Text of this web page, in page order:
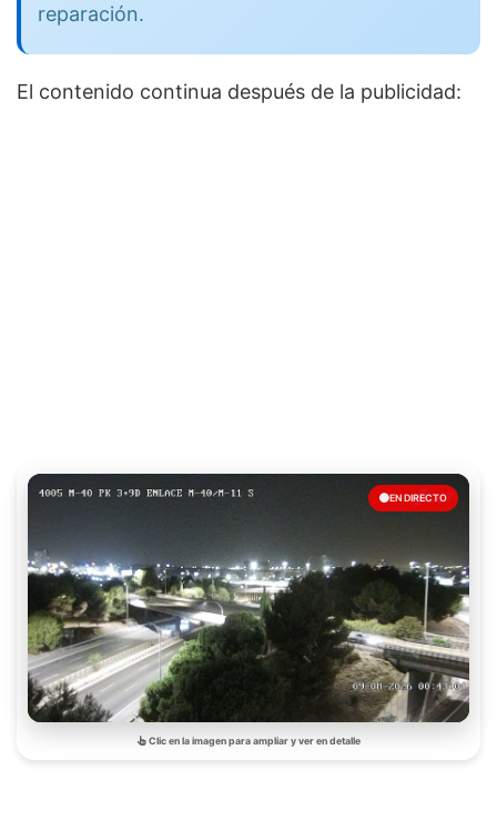
reparación.
El contenido continua después de la publicidad:
EN DIRECTO
Clic en la imagen para ampliar y ver en detalle